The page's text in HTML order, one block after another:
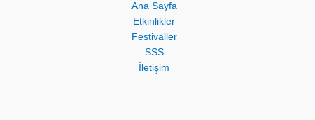
Ana Sayfa
Etkinlikler
Festivaller
SSS
İletişim